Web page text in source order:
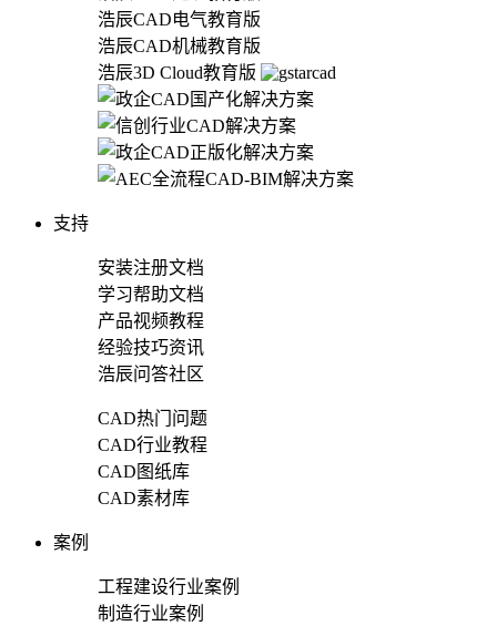
浩辰CAD电气教育版
浩辰CAD机械教育版
浩辰3D Cloud教育版
支持
安装注册文档
学习帮助文档
产品视频教程
经验技巧资讯
浩辰问答社区
CAD热门问题
CAD行业教程
CAD图纸库
CAD素材库
案例
工程建设行业案例
制造行业案例